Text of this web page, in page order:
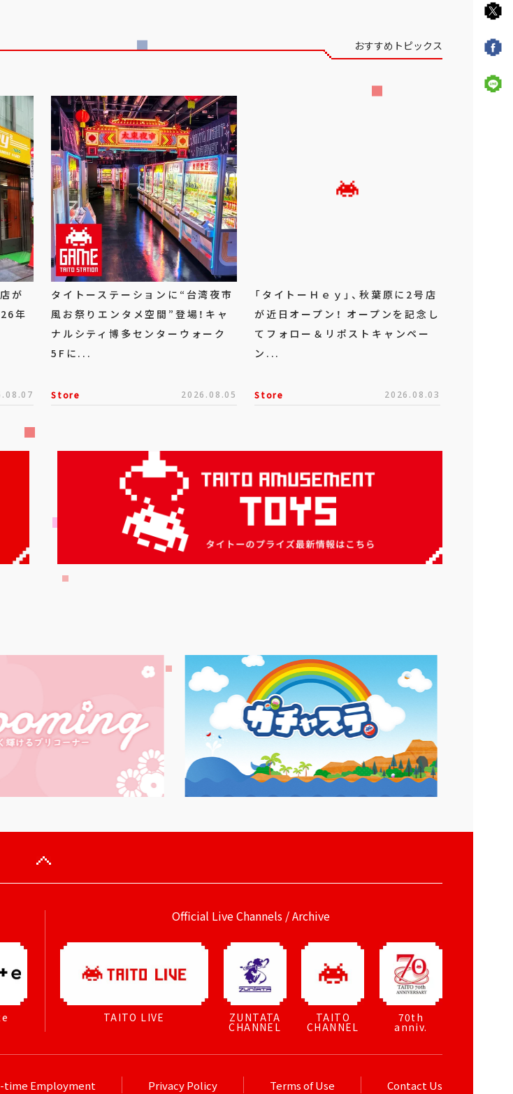
検索する
おすすめトピックス
が
年
タイトーステーションに“台湾夜市
風お祭りエンタメ空間”登場！キャ
ナルシティ博多センターウォーク
5Fに...
Store 2026.08.05
「タイトーＨｅｙ」、秋葉原に2号店
が近日オープン！ オープンを記念し
てフォロー＆リポストキャンペー
ン...
Store 2026.08.03
Official Live Channels / Archive
TAITO LIVE ZUNTATA
CHANNEL
TAITO
CHANNEL
70th
anniv.
time Employment Privacy Policy Terms of Use Contact Us